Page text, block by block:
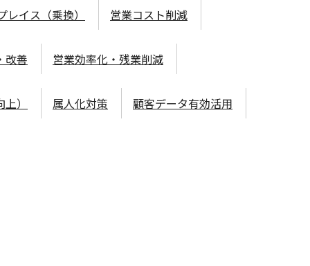
レイス（乗換） 営業コスト削減
改善 営業効率化・残業削減
） 属人化対策 顧客データ有効活用